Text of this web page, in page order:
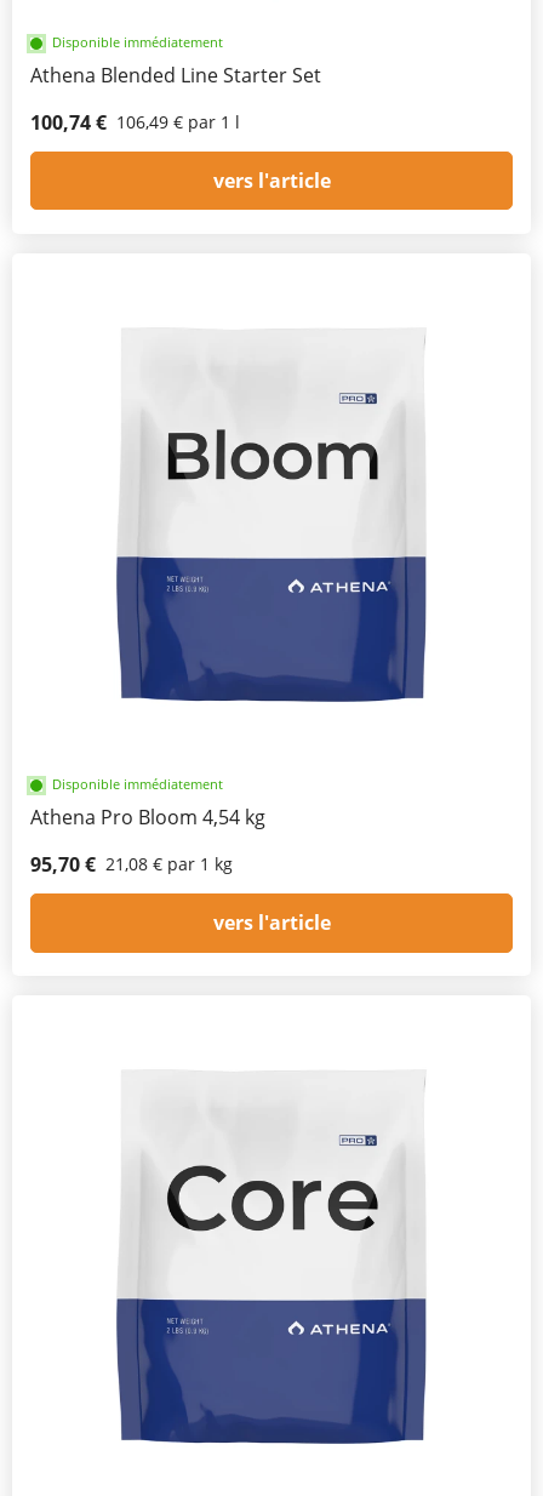
Disponible immédiatement
Athena Blended Line Starter Set
100,74 € 106,49 € par 1 l
vers l'article
Disponible immédiatement
Athena Pro Bloom 4,54 kg
95,70 € 21,08 € par 1 kg
vers l'article